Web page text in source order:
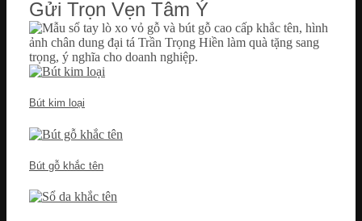
Gửi Trọn Vẹn Tâm Ý
Bút kim loại
Bút gỗ khắc tên